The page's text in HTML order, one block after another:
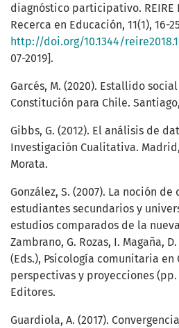
diagnóstico participativo. REIRE
Recerca en Educación, 11(1), 16-
http://doi.org/10.1344/
07-2019].
Garcés, M. (2020). Estallido
Constitución para Chile.
Gibbs, G. (2012). El análisis de
Investigación Cualitativa.
Morata.
González, S. (2007). La noción
estudiantes secundarios y
estudios comparados de la
Zambrano, G. Rozas, I. Magaña,
(Eds.), Psicología comunitaria en
perspectivas y proyecciones (pp.
Editores.
Guardiola, A. (2017).